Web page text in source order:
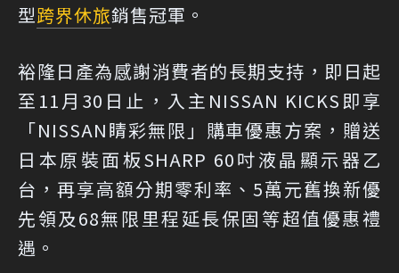
型跨界休旅銷售冠軍。
裕隆日產為感謝消費者的長期支持，即日起
至11月30日止，入主NISSAN KICKS即享
「NISSAN睛彩無限」購車優惠方案，贈送
日本原裝面板SHARP 60吋液晶顯示器乙
台，再享高額分期零利率、5萬元舊換新優
先領及68無限里程延長保固等超值優惠禮
遇。